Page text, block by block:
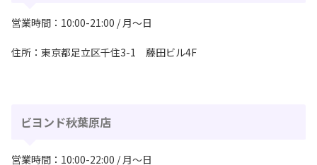
営業時間：10:00-21:00 / 月〜日
住所：東京都足立区千住3-1 藤田ビル4F
ビヨンド秋葉原店
営業時間：10:00-22:00 / 月〜日